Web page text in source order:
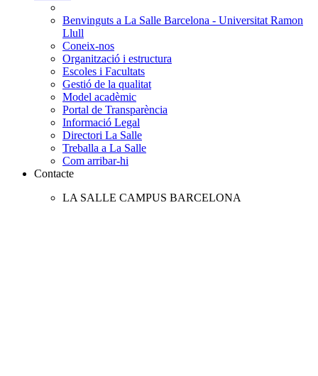
Benvinguts a La Salle Barcelona - Universitat Ramon
Llull
Coneix-nos
Organització i estructura
Escoles i Facultats
Gestió de la qualitat
Model acadèmic
Portal de Transparència
Informació Legal
Directori La Salle
Treballa a La Salle
Com arribar-hi
Contacte
LA SALLE CAMPUS BARCELONA